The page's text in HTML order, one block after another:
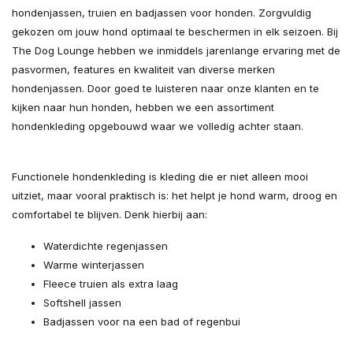
hondenjassen, truien en badjassen voor honden. Zorgvuldig
gekozen om jouw hond optimaal te beschermen in elk seizoen. Bij
The Dog Lounge hebben we inmiddels jarenlange ervaring met de
pasvormen, features en kwaliteit van diverse merken
hondenjassen. Door goed te luisteren naar onze klanten en te
kijken naar hun honden, hebben we een assortiment
hondenkleding opgebouwd waar we volledig achter staan.
Functionele hondenkleding is kleding die er niet alleen mooi
uitziet, maar vooral praktisch is: het helpt je hond warm, droog en
comfortabel te blijven. Denk hierbij aan:
Waterdichte regenjassen
Warme winterjassen
Fleece truien als extra laag
Softshell jassen
Badjassen voor na een bad of regenbui